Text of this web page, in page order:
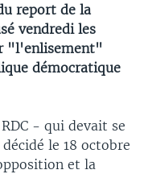
report de la
vendredi les
"l'enlisement"
démocratique
- qui devait se
le 18 octobre
et la